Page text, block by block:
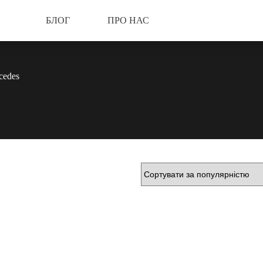
БЛОГ ПРО НАС